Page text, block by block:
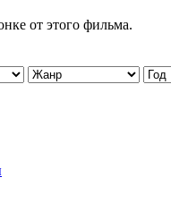
от этого фильма.